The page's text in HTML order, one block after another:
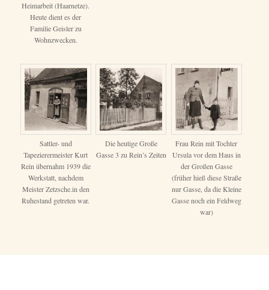
Heimarbeit (Haarnetze).
Heute dient es der
Familie Geisler zu
Wohnzwecken.
Sattler- und
Tapezierermeister Kurt
Rein übernahm 1939 die
Werkstatt, nachdem
Meister Zetzsche.in den
Ruhestand getreten war.
Die heutige Große
Gasse 3 zu Rein’s Zeiten
Frau Rein mit Tochter
Ursula vor dem Haus in
der Großen Gasse
(früher hieß diese Straße
nur Gasse, da die Kleine
Gasse noch ein Feldweg
war)